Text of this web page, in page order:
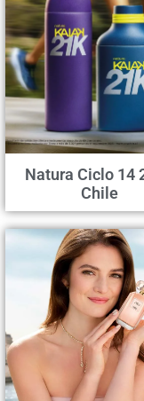
Natura Ciclo 14
Chile